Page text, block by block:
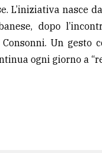
L’iniziativa nasce
dopo
Un
ogni giorno a